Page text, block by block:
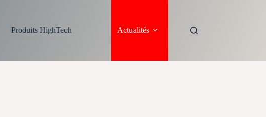
Produits HighTech Actualités